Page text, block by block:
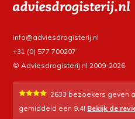
info@adviesdrogisterij.nl
+31 (0) 577 700207
© Adviesdrogisterij.nl 2009-2026
2633 bezoekers geven
gemiddeld een 9.4! Bekijk de